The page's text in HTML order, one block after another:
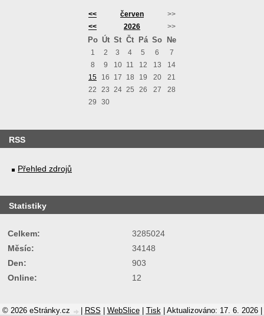
<< červen
>>
<<
2026 >>
Po Út St Čt Pá So Ne
1 2 3 4 5 6
7
8
9 10 11 12 13
14
15
16 17 18 19 20
21
22
23 24 25 26 27
28
29
30
RSS
Přehled zdrojů
Statistiky
Online: 12
Celkem:
3285024
Měsíc:
34148
Den:
903
© 2026 eStránky.cz RSS WebSlice Tisk| Aktualizováno: 17. 6. 2026|